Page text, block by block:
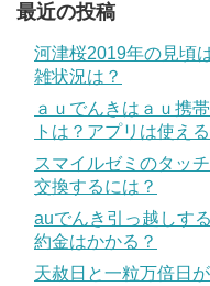
最近の投稿
河津桜2019年の見頃
雑状況は？
ａｕでんきはａｕ携
トは？アプリは使える
スマイルゼミのタッ
交換するには？
auでんき引っ越しす
約金はかかる？
天赦日と一粒万倍日